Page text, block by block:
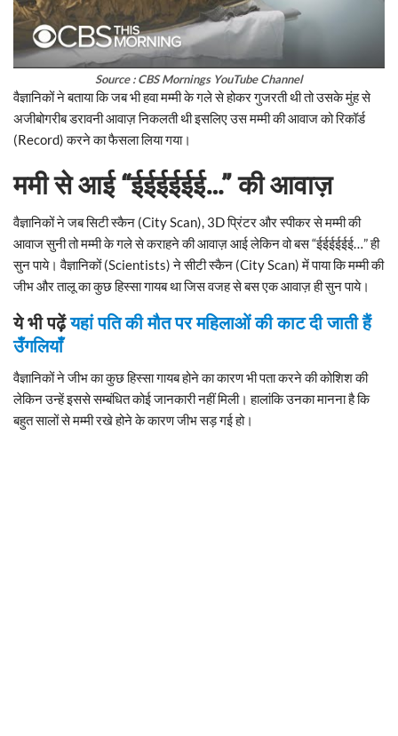
Source : CBS Mornings YouTube Channel
वैज्ञानिकों ने बताया कि जब भी हवा मम्मी के गले से होकर गुजरती थी तो उसके मुंह से
अजीबोगरीब डरावनी आवाज़ निकलती थी इसलिए उस मम्मी की आवाज को रिकॉर्ड
(Record) करने का फैसला लिया गया।
ममी से आई “ईईईईईई…” की आवाज़
वैज्ञानिकों ने जब सिटी स्कैन (City Scan), 3D प्रिंटर और स्पीकर से मम्मी की
आवाज सुनी तो मम्मी के गले से कराहने की आवाज़ आई लेकिन वो बस “ईईईईईई…” ही
सुन पाये। वैज्ञानिकों (Scientists) ने सीटी स्कैन (City Scan) में पाया कि मम्मी की
जीभ और तालू का कुछ हिस्सा गायब था जिस वजह से बस एक आवाज़ ही सुन पाये।
ये भी पढ़ेंयहां पति की मौत पर महिलाओं की काट दी जाती हैं
उँगलियाँ
वैज्ञानिकों ने जीभ का कुछ हिस्सा गायब होने का कारण भी पता करने की कोशिश की
लेकिन उन्हें इससे सम्बंधित कोई जानकारी नहीं मिली। हालांकि उनका मानना है कि
बहुत सालों से मम्मी रखे होने के कारण जीभ सड़ गई हो।